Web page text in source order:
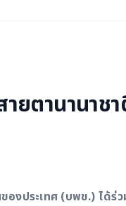
ตานานาช
องประเทศ (บพข.) ได้